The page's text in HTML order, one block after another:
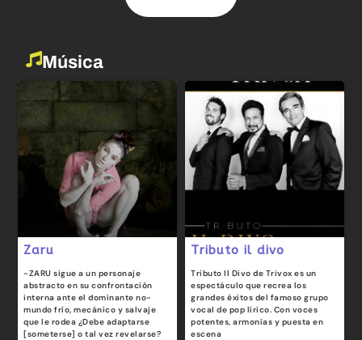
Música
Zaru
-ZARU sigue a un personaje
abstracto en su confrontación
interna ante el dominante no-
mundo frío, mecánico y salvaje
que le rodea ¿Debe adaptarse
[someterse] o tal vez revelarse?
Tributo il divo
Tributo Il Divo de Trivox es un
espectáculo que recrea los
grandes éxitos del famoso grupo
vocal de pop lírico. Con voces
potentes, armonías y puesta en
escena